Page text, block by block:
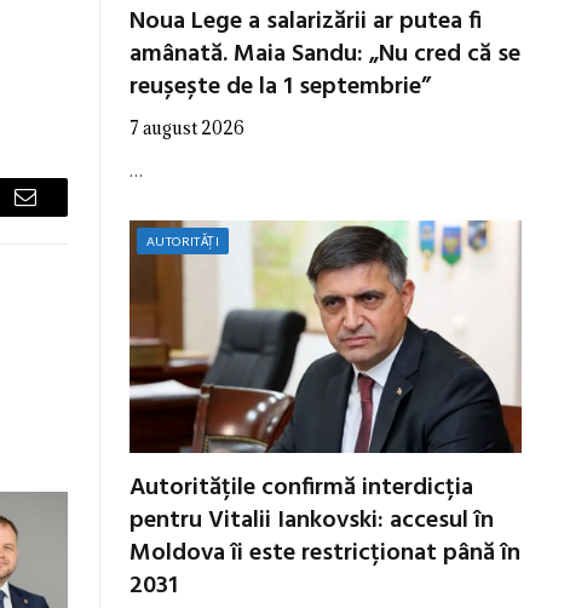
Email
Noua Lege a salarizării ar putea fi
amânată. Maia Sandu: „Nu cred că se
reușește de la 1 septembrie”
7 august 2026
…
AUTORITĂȚI
Autoritățile confirmă interdicția
pentru Vitalii Iankovski: accesul în
Moldova îi este restricționat până în
2031